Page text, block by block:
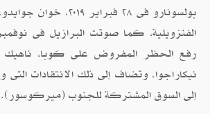
بولسونارو فى ٢٨ فبراير
رفع الحظر المفروض على كوبا،
نيكاراجوا، وتضاف إلى ذلك الانتقادات التى
إلى السوق المشتركة للجنوب (ميركوسور).